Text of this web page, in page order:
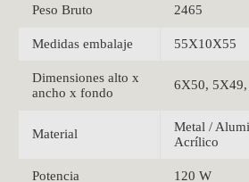
Peso Bruto 2465
Medidas embalaje 55X10X55
Dimensiones alto x
ancho x fondo
6X50, 5X49,
Material
Metal /
Acrílico
Potencia 120 W